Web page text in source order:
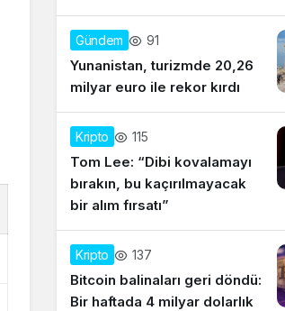
Gündem 91
Yunanistan, turizmde 20,26
milyar euro ile rekor kırdı
Kripto 115
Tom Lee: “Dibi kovalamayı
bırakın, bu kaçırılmayacak
bir alım fırsatı”
Kripto 137
Bitcoin balinaları geri döndü:
Bir haftada 4 milyar dolarlık